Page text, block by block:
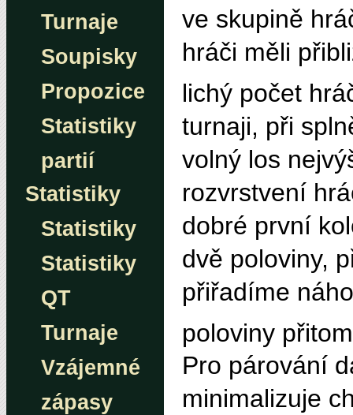
Turnaje
Soupisky
Propozice
Statistiky
partií
Statistiky
Statistiky
Statistiky
QT
Turnaje
Vzájemné
zápasy
ve skupině
hráči měli
lichý počet
turnaji, při
volný los
rozvrstvení
dobré první
dvě poloviny,
přiřadíme
poloviny
Pro párování
minimalizuje